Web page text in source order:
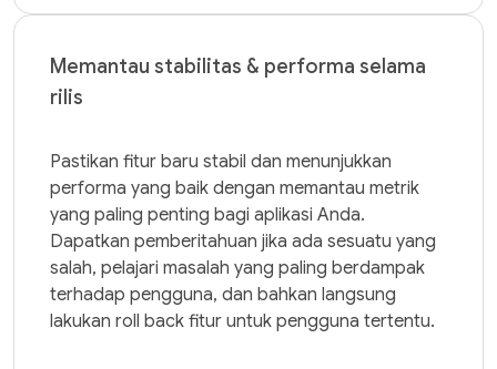
Memantau stabilitas & performa selama
rilis
Pastikan fitur baru stabil dan menunjukkan
performa yang baik dengan memantau metrik
yang paling penting bagi aplikasi Anda.
Dapatkan pemberitahuan jika ada sesuatu yang
salah, pelajari masalah yang paling berdampak
terhadap pengguna, dan bahkan langsung